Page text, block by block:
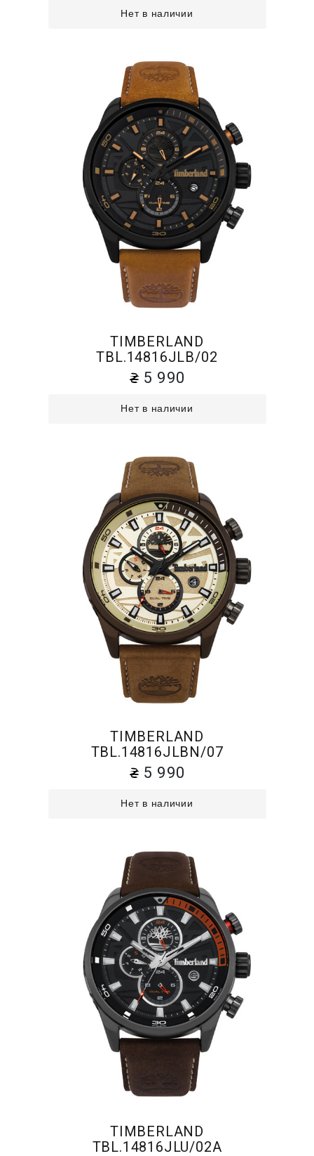
Нет в наличии
TIMBERLAND
TBL.14816JLB/02
5 990
Нет в наличии
TIMBERLAND
TBL.14816JLBN/07
5 990
Нет в наличии
TIMBERLAND
TBL.14816JLU/02A